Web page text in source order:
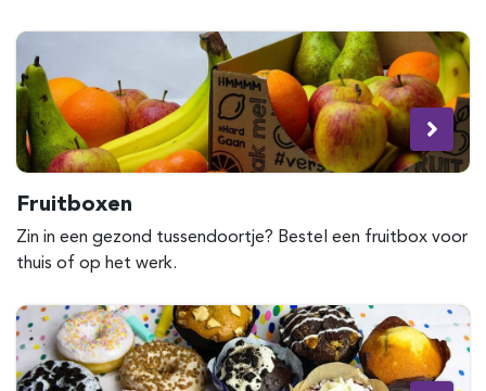
Fruitboxen
Zin in een gezond tussendoortje? Bestel een fruitbox voor
thuis of op het werk.